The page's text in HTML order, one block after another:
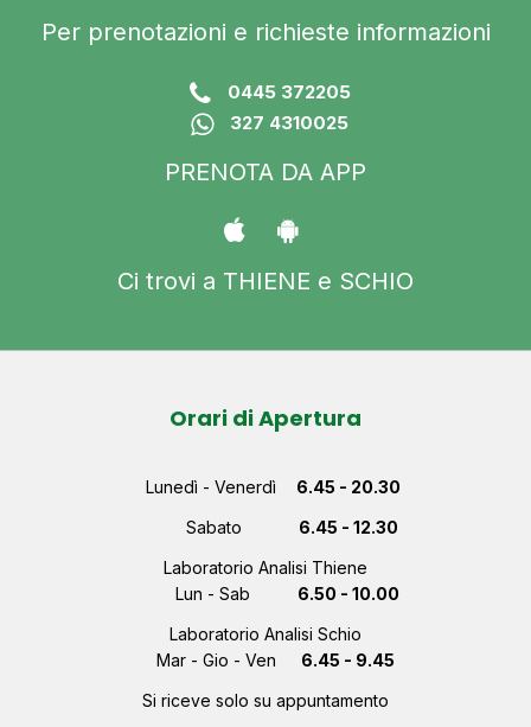
Per prenotazioni e richieste informazioni
0445 372205
327 4310025
PRENOTA DA APP
Ci trovi a THIENE e SCHIO
Orari di Apertura
Lunedì - Venerdì
6.45 - 20.30
Sabato
6.45 - 12.30
Laboratorio Analisi Thiene
Lun - Sab
6.50 - 10.00
Laboratorio Analisi Schio
Mar - Gio - Ven
6.45 - 9.45
Si riceve solo su appuntamento